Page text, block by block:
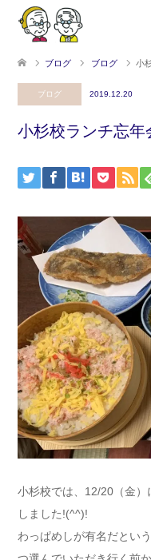
ブログ ブログ 小
ブログ 2019.12.20
小杉校ランチ忘年
小杉校では、12/20（金
しました!(^^)!
わっぱめしが有名だとい